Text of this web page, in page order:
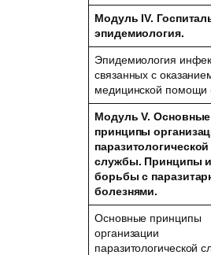
Модуль IV.
эпидемиология.
Эпидемиология
связанных с
медицинской
Модуль V. Основные
принципы
паразитологической
службы. Принципы
борьбы с
болезнями.
Основные принципы
организации
паразитологической